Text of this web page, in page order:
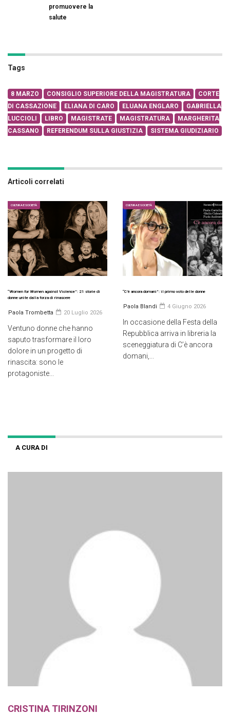
promuovere la
salute
Tags
8 MARZO CONSIGLIO SUPERIORE DELLA MAGISTRATURA
CORTE
DI CASSAZIONE
ELIANA DI CARO ELUANA ENGLARO
GABRIELLA
LUCCIOLI
LIBRO MAGISTRATE MAGISTRATURA
MARGHERITA
CASSANO
REFERENDUM SULLA GIUSTIZIA SISTEMA GIUDIZIARIO
Articoli correlati
CULTURA E SOCIETÀ
“Women for Women against Violence”: 21 storie di
donne unite dalla forza di rinascere
Paola Trombetta 20 Luglio 2026
Ventuno donne che hanno
saputo trasformare il loro
dolore in un progetto di
rinascita: sono le
protagoniste...
CULTURA E SOCIETÀ
“C’è ancora domani”: il primo voto delle donne
Paola Blandi 4 Giugno 2026
In occasione della Festa della
Repubblica arriva in libreria la
sceneggiatura di C’è ancora
domani,...
A CURA DI
CRISTINA TIRINZONI